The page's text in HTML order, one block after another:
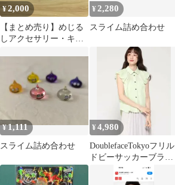
¥2,000
【まとめ売り】めじる
しアクセサリー・キー
¥2,280
スライム詰め合わせ
¥1,111
スライム詰め合わせ
¥4,980
DoublefaceTokyoフリル
ドビーサッカーブラウ
スライムグリーン 38